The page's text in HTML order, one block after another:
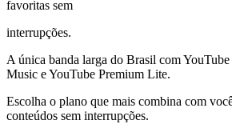
favoritas sem
interrupções.
A única banda larga do Brasil com
Music e YouTube Premium Lite.
Escolha o plano que mais combina com
conteúdos sem interrupções.